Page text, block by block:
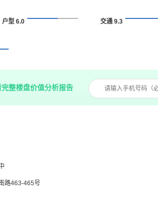
户型 6.0 交通 9.3
整楼盘价值分析报告
路463-465号